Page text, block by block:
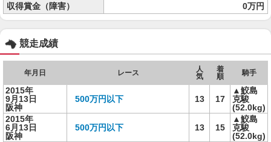
収得賞金（障害）
0万円
競走成績
年月日 レース
人
気
着
順
騎手
2015年
9月13日
阪神
500万円以下 13 17
▲鮫島
克駿
(52.0kg)
2015年
6月13日
阪神
500万円以下 13 15
▲鮫島
克駿
(52.0kg)